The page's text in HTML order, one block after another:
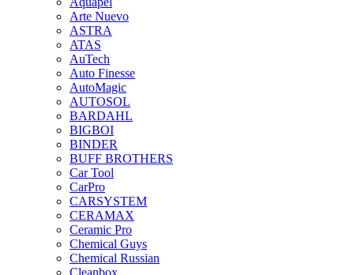
Arte Nuevo
ASTRA
ATAS
AuTech
Auto Finesse
AutoMagic
AUTOSOL
BARDAHL
BIGBOI
BINDER
BUFF BROTHERS
Car Tool
CarPro
CARSYSTEM
CERAMAX
Ceramic Pro
Chemical Guys
Chemical Russian
Cleanbox